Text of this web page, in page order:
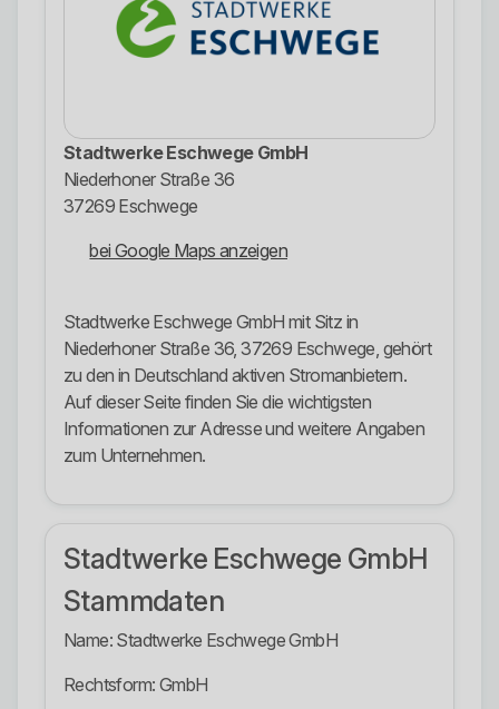
Stadtwerke Eschwege GmbH
Niederhoner Straße 36
37269 Eschwege
bei Google Maps anzeigen
Stadtwerke Eschwege GmbH mit Sitz in
Niederhoner Straße 36, 37269 Eschwege, gehört
zu den in Deutschland aktiven Stromanbietern.
Auf dieser Seite finden Sie die wichtigsten
Informationen zur Adresse und weitere Angaben
zum Unternehmen.
Stadtwerke Eschwege GmbH
Stammdaten
Name: Stadtwerke Eschwege GmbH
Rechtsform: GmbH